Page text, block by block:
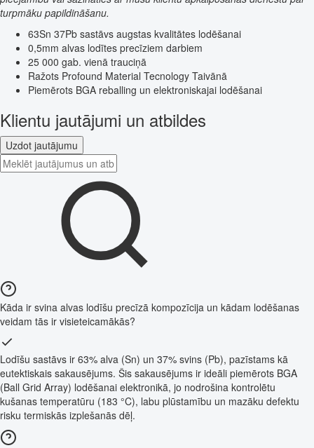
turpmāku papildināšanu.
63Sn 37Pb sastāvs augstas kvalitātes lodēšanai
0,5mm alvas lodītes precīziem darbiem
25 000 gab. vienā trauciņā
Ražots Profound Material Tecnology Taivānā
Piemērots BGA reballing un elektroniskajai lodēšanai
Klientu jautājumi un atbildes
Uzdot jautājumu
Kāda ir svina alvas lodīšu precīzā kompozīcija un kādam lodēšanas
veidam tās ir visieteicamākās?
Lodīšu sastāvs ir 63% alva (Sn) un 37% svins (Pb), pazīstams kā
eutektiskais sakausējums. Šis sakausējums ir ideāli piemērots BGA
(Ball Grid Array) lodēšanai elektronikā, jo nodrošina kontrolētu
kušanas temperatūru (183 °C), labu plūstamību un mazāku defektu
risku termiskās izplešanās dēļ.